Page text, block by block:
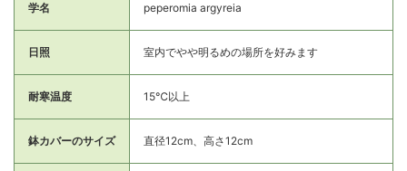
学名 peperomia argyreia
日照 室内でやや明るめの場所を好みます
耐寒温度 15℃以上
鉢カバーのサイズ 直径12cm、高さ12cm